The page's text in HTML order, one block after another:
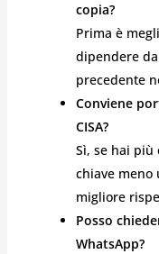
copia?
Prima è
dipendere
precedente
Conviene
CISA?
Sì, se hai
chiave meno
migliore
Posso
WhatsApp?